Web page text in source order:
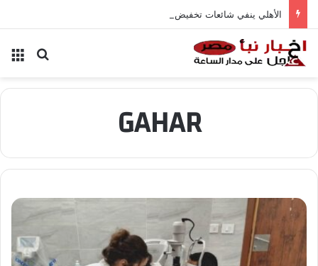
الأهلي ينفي شائعات تخفيض عقود زيزو والشناوي
بحث
GAHAR